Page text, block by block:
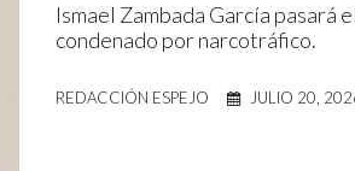
Ismael Zambada García pasará
condenado por narcotráfico.
REDACCIÓN ESPEJO JULIO 20,